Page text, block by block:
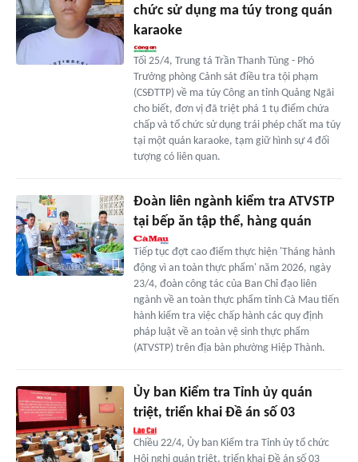
chức sử dụng ma túy trong quán
karaoke
Tối 25/4, Trung tá Trần Thanh Tùng - Phó
Trưởng phòng Cảnh sát điều tra tội phạm
(CSĐTTP) về ma túy Công an tỉnh Quảng Ngãi
cho biết, đơn vị đã triệt phá 1 tụ điểm chứa
chấp và tổ chức sử dụng trái phép chất ma túy
tại một quán karaoke, tạm giữ hình sự 4 đối
tượng có liên quan.
Đoàn liên ngành kiểm tra ATVSTP
tại bếp ăn tập thể, hàng quán
Tiếp tục đợt cao điểm thực hiện 'Tháng hành
động vì an toàn thực phẩm' năm 2026, ngày
23/4, đoàn công tác của Ban Chỉ đạo liên
ngành về an toàn thực phẩm tỉnh Cà Mau tiến
hành kiểm tra việc chấp hành các quy định
pháp luật về an toàn vệ sinh thực phẩm
(ATVSTP) trên địa bàn phường Hiệp Thành.
Ủy ban Kiểm tra Tỉnh ủy quán
triệt, triển khai Đề án số 03
Chiều 22/4, Ủy ban Kiểm tra Tỉnh ủy tổ chức
Hội nghị quán triệt, triển khai Đề án số 03